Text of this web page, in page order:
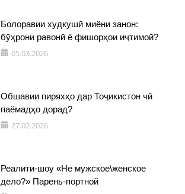
Болоравии худкушӣ миёни занон:
бӯҳрони равонӣ ё фишорҳои иҷтимоӣ?
05.03.2026
Обшавии пиряхҳо дар Тоҷикистон чӣ
паёмадҳо дорад?
27.02.2026
Реалити-шоу «Не мужское\женское
дело?» Парень-портной